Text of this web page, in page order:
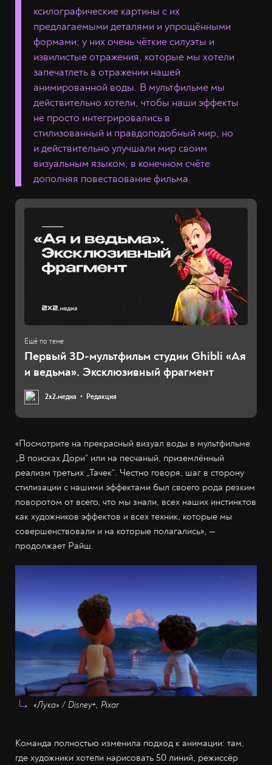
ксилографические картины с их
предлагаемыми деталями и упрощёнными
формами; у них очень чёткие силуэты и
извилистые отражения, которые мы хотели
запечатлеть в отражении нашей
анимированной воды. В мультфильме мы
действительно хотели, чтобы наши эффекты
не просто интегрировались в
стилизованный и правдоподобный мир, но
и действительно улучшали мир своим
визуальным языком, в конечном счёте
дополняя повествование фильма.
Первый 3D-мультфильм студии Ghibli «Ая
и ведьма». Эксклюзивный фрагмент
2х2.медиа Редакция
«Посмотрите на прекрасный визуал воды в мультфильме
„В поисках Дори“ или на песчаный, приземлённый
реализм третьих „Тачек“. Честно говоря, шаг в сторону
стилизации с нашими эффектами был своего рода резким
поворотом от всего, что мы знали, всех наших инстинктов
как художников эффектов и всех техник, которые мы
совершенствовали и на которые полагались», —
продолжает Райш.
«Лука» / Disney+, Pixar
Команда полностью изменила подход к анимации: там,
где художники хотели нарисовать 50 линий, режиссёр